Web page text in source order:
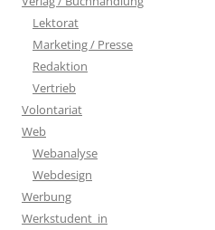
Lektorat
Marketing / Presse
Redaktion
Vertrieb
Volontariat
Web
Webanalyse
Webdesign
Werbung
Werkstudent_in